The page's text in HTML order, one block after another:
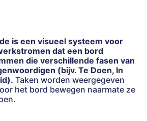
is een visueel systeem voor
dat een bord
die verschillende fasen van
(bijv. Te Doen, In
Taken worden weergegeven
het bord bewegen naarmate ze